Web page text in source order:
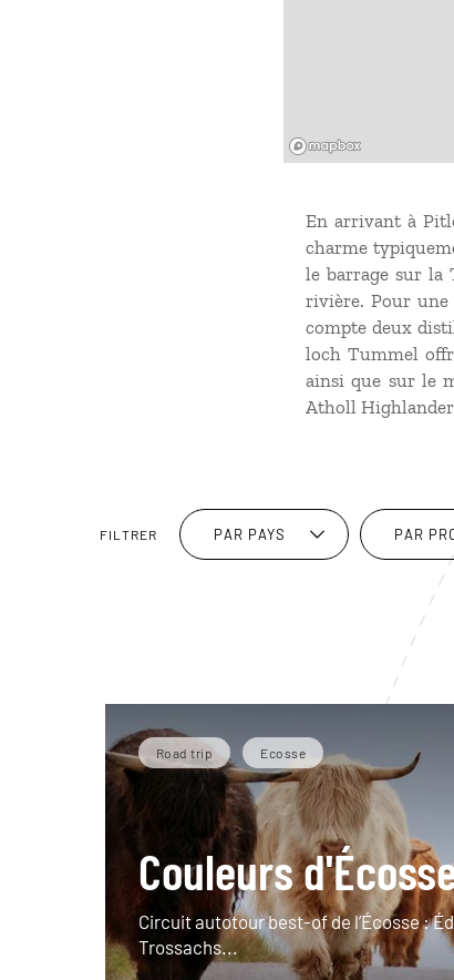
En arrivant à
charme
le barrage sur la
rivière. Pour une
compte deux
loch Tummel
ainsi que sur le
Atholl
FILTRER PAR PAYS PAR
Road trip Ecosse
Couleurs
Circuit autotour best-of de l’Écosse :
Trossachs...